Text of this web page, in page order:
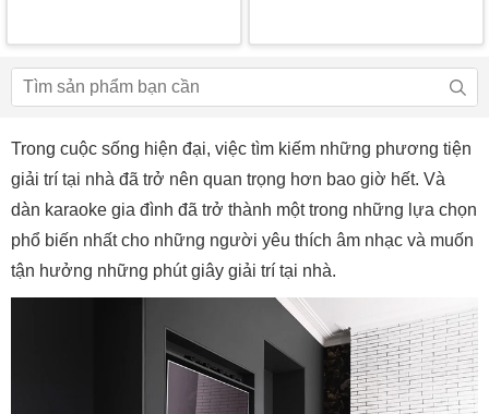
Trong cuộc sống hiện đại, việc tìm kiếm những phương tiện
giải trí tại nhà đã trở nên quan trọng hơn bao giờ hết. Và
dàn karaoke gia đình đã trở thành một trong những lựa chọn
phổ biến nhất cho những người yêu thích âm nhạc và muốn
tận hưởng những phút giây giải trí tại nhà.